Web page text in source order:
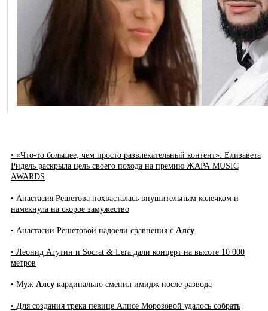
• «Что-то большее, чем просто развлекательный контент»: Елизавета
Ридель раскрыла цель своего похода на премию ЖАРА MUSIC
AWARDS
• Анастасия Решетова похвасталась внушительным колечком и
намекнула на скорое замужество
• Анастасии Решетовой надоели сравнения с Алсу
• Леонид Агутин и Socrat & Lera дали концерт на высоте 10 000
метров
• Муж Алсу кардинально сменил имидж после развода
• Для создания трека певице Алисе Морозовой удалось собрать